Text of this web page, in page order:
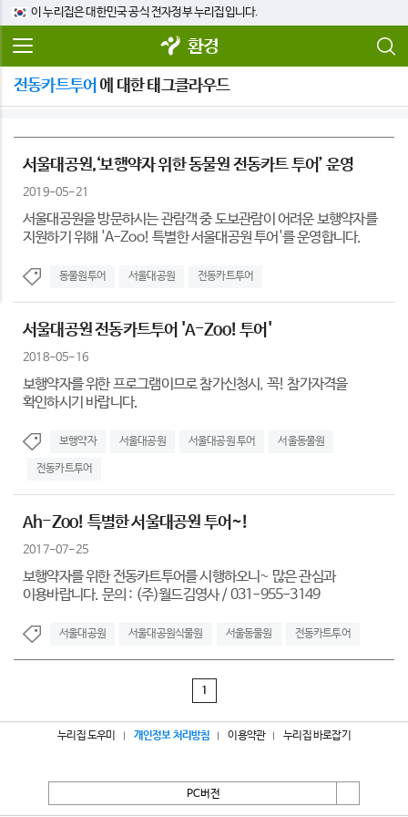
이 누리집은 대한민국 공식 전자정부 누리집입니다.
환경
전동카트투어 에 대한 태그클라우드
서울대공원,‘보행약자 위한 동물원 전동카트 투어’ 운영
2019-05-21
서울대공원을 방문하시는 관람객 중 도보관람이 어려운 보행약자를
지원하기 위해 'A-Zoo! 특별한 서울대공원 투어'를 운영합니다.
동물원투어 서울대공원 전동카트투어
서울대공원 전동카트투어 'A-Zoo! 투어'
2018-05-16
보행약자를 위한 프로그램이므로 참가신청시, 꼭! 참가자격을
확인하시기 바랍니다.
보행약자 서울대공원 서울대공원 투어 서울동물원
전동카트투어
Ah-Zoo! 특별한 서울대공원 투어~!
2017-07-25
보행약자를 위한 전동카트투어를 시행하오니~ 많은 관심과
이용바랍니다. 문의 : (주)월드김영사 / 031-955-3149
서울대공원 서울대공원식물원 서울동물원 전동카트투어
1
누리집 도우미 개인정보 처리방침 이용약관 누리집 바로잡기
PC버전